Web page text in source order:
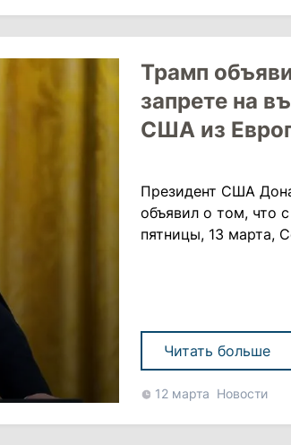
Трамп
запрете на
США из
Президент США
объявил о том, что
пятницы, 13 марта,
запрета сделано для
случаи заболевания
на наши земли, мы
все поездки из Ев......
Читать больше
12 марта Новости